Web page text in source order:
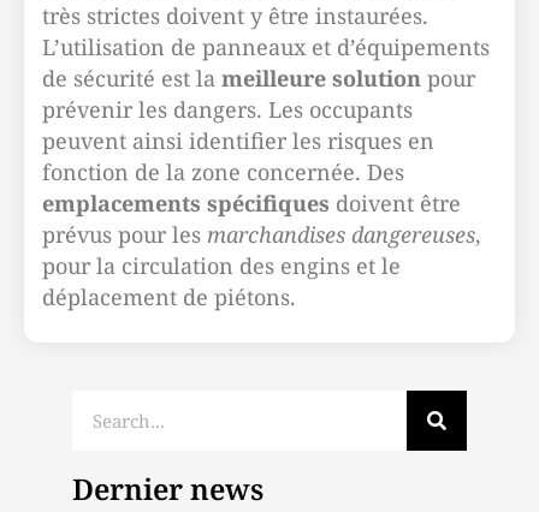
très strictes doivent y être instaurées.
L’utilisation de panneaux et d’équipements
de sécurité est la meilleure solution pour
prévenir les dangers. Les occupants
peuvent ainsi identifier les risques en
fonction de la zone concernée. Des
emplacements spécifiques doivent être
prévus pour les marchandises dangereuses,
pour la circulation des engins et le
déplacement de piétons.
Dernier news